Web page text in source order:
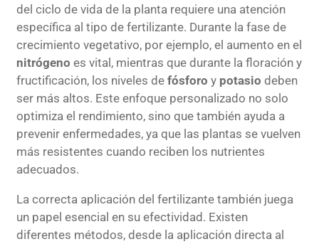
del ciclo de vida de la planta requiere una atención
específica al tipo de fertilizante. Durante la fase de
crecimiento vegetativo, por ejemplo, el aumento en el
nitrógeno es vital, mientras que durante la floración y
fructificación, los niveles de fósforo y potasio deben
ser más altos. Este enfoque personalizado no solo
optimiza el rendimiento, sino que también ayuda a
prevenir enfermedades, ya que las plantas se vuelven
más resistentes cuando reciben los nutrientes
adecuados.
La correcta aplicación del fertilizante también juega
un papel esencial en su efectividad. Existen
diferentes métodos, desde la aplicación directa al